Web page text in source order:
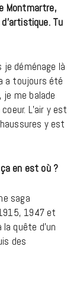
Montmartre,
Tu
je déménage là
a toujours été
je me balade
L’air y est
y est
en est où ?
saga
1947 et
quête d’un
des